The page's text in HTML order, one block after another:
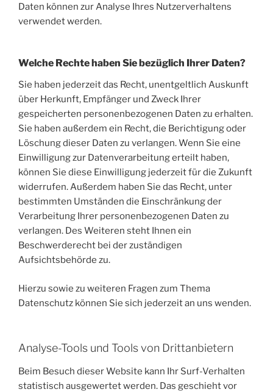
Daten können zur Analyse Ihres Nutzerverhaltens
verwendet werden.
Welche Rechte haben Sie bezüglich Ihrer Daten?
Sie haben jederzeit das Recht, unentgeltlich Auskunft
über Herkunft, Empfänger und Zweck Ihrer
gespeicherten personenbezogenen Daten zu erhalten.
Sie haben außerdem ein Recht, die Berichtigung oder
Löschung dieser Daten zu verlangen. Wenn Sie eine
Einwilligung zur Datenverarbeitung erteilt haben,
können Sie diese Einwilligung jederzeit für die Zukunft
widerrufen. Außerdem haben Sie das Recht, unter
bestimmten Umständen die Einschränkung der
Verarbeitung Ihrer personenbezogenen Daten zu
verlangen. Des Weiteren steht Ihnen ein
Beschwerderecht bei der zuständigen
Aufsichtsbehörde zu.
Hierzu sowie zu weiteren Fragen zum Thema
Datenschutz können Sie sich jederzeit an uns wenden.
Analyse-Tools und Tools von Dritt­anbietern
Beim Besuch dieser Website kann Ihr Surf-Verhalten
statistisch ausgewertet werden. Das geschieht vor